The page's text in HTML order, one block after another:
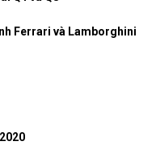
Ferrari và Lamborghini